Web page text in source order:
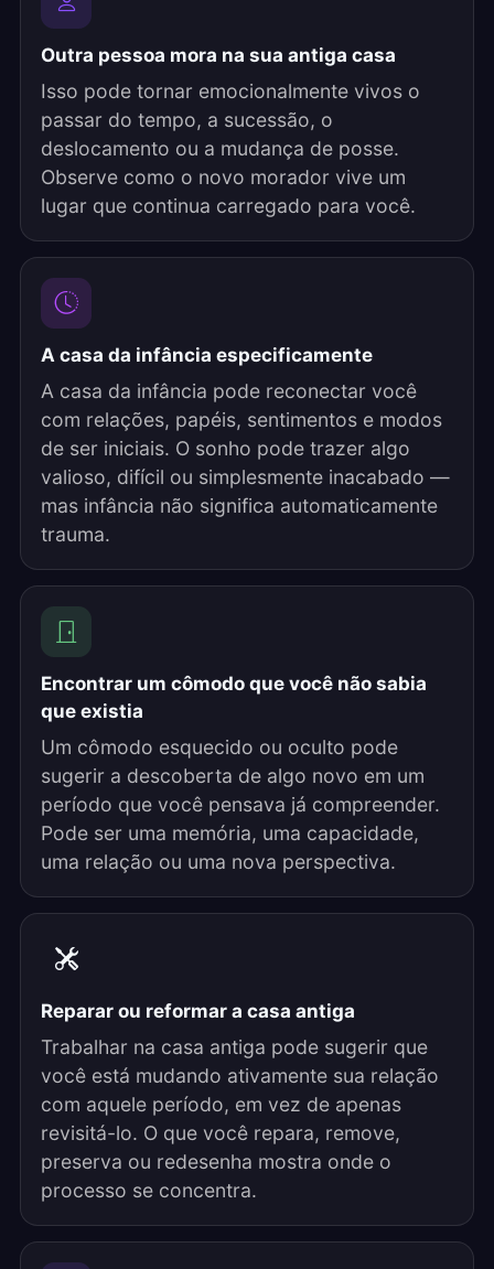
Outra pessoa mora na sua antiga casa
Isso pode tornar emocionalmente vivos o
passar do tempo, a sucessão, o
deslocamento ou a mudança de posse.
Observe como o novo morador vive um
lugar que continua carregado para você.
A casa da infância especificamente
A casa da infância pode reconectar você
com relações, papéis, sentimentos e modos
de ser iniciais. O sonho pode trazer algo
valioso, difícil ou simplesmente inacabado —
mas infância não significa automaticamente
trauma.
Encontrar um cômodo que você não sabia
que existia
Um cômodo esquecido ou oculto pode
sugerir a descoberta de algo novo em um
período que você pensava já compreender.
Pode ser uma memória, uma capacidade,
uma relação ou uma nova perspectiva.
Reparar ou reformar a casa antiga
Trabalhar na casa antiga pode sugerir que
você está mudando ativamente sua relação
com aquele período, em vez de apenas
revisitá-lo. O que você repara, remove,
preserva ou redesenha mostra onde o
processo se concentra.